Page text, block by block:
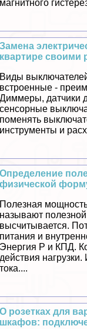
магнитного
Замена
квартире своими
Виды
встроенные -
Диммеры, датчики
сенсорные
поменять
инструменты и
Определение
физической
Полезная
называют
высчитывается.
питания и
Энергия Р и КПД.
действия
тока....
О розетках для
шкафов: